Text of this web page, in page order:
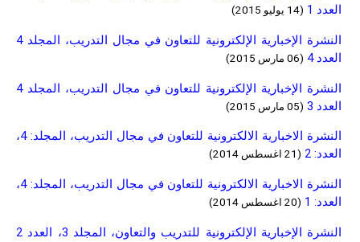
العدد 1
النشرة الإخبارية الإلكترونية للتعاون في مجال التدريب، المجلد 4
العدد 4
(06 مارس 2015)
النشرة الإخبارية الإلكترونية للتعاون في مجال التدريب، المجلد 4
العدد 3
(05 مارس 2015)
النشرة الاخبارية الالكترونية للتعاون في مجال التدريب، المجلد: 4،
العدد: 2
(21 اغسطس 2014)
النشرة الاخبارية الالكترونية للتعاون في مجال التدريب، المجلد: 4،
العدد: 1
النشرة الإخبارية الإلكترونية للتدريب والتعاون، المجلد 3، العدد 2